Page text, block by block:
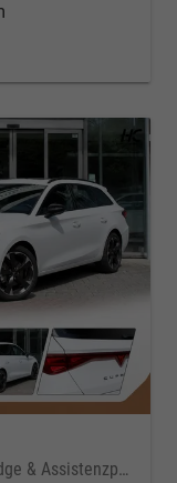
ST 1.5eTSI AHK Dynamic Nav Sound Edge & Assistenzpaket